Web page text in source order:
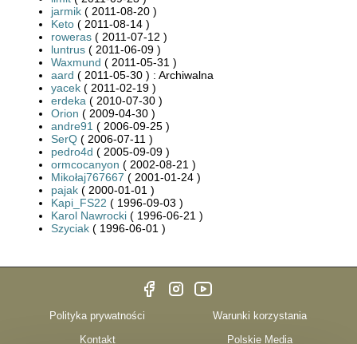
jarmik ( 2011-08-20 )
Keto ( 2011-08-14 )
roweras ( 2011-07-12 )
luntrus ( 2011-06-09 )
Waxmund ( 2011-05-31 )
aard ( 2011-05-30 ) : Archiwalna
yacek ( 2011-02-19 )
erdeka ( 2010-07-30 )
Orion ( 2009-04-30 )
andre91 ( 2006-09-25 )
SerQ ( 2006-07-11 )
pedro4d ( 2005-09-09 )
ormcocanyon ( 2002-08-21 )
Mikołaj767667 ( 2001-01-24 )
pajak ( 2000-01-01 )
Kapi_FS22 ( 1996-09-03 )
Karol Nawrocki ( 1996-06-21 )
Szyciak ( 1996-06-01 )
Polityka prywatności
Warunki korzystania
Kontakt
Polskie Media